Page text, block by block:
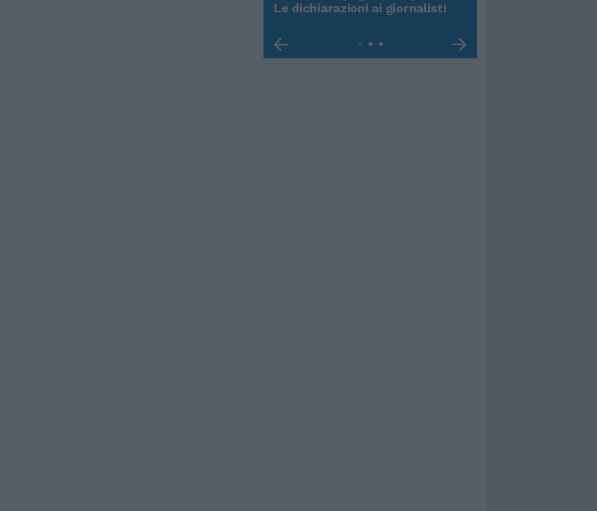
Le dichiarazioni ai giornalisti